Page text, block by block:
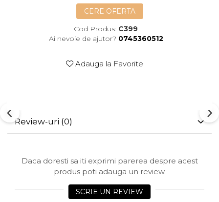
CERE OFERTA
Cod Produs: C399
Ai nevoie de ajutor? 0745360512
Adauga la Favorite
Review-uri (0)
Daca doresti sa iti exprimi parerea despre acest
produs poti adauga un review.
SCRIE UN REVIEW